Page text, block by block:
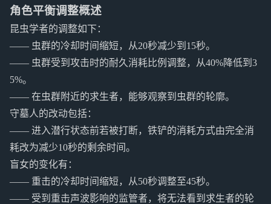
角色平衡调整概述
昆虫学者的调整如下：
—— 虫群的冷却时间缩短，从20秒减少到15秒。
—— 虫群受到攻击时的耐久消耗比例调整，从40%降低到3
5%。
—— 在虫群附近的求生者，能够观察到虫群的轮廓。
守墓人的改动包括：
—— 进入潜行状态前若被打断，铁铲的消耗方式由完全消
耗改为减少10秒的剩余时间。
盲女的变化有：
—— 重击的冷却时间缩短，从50秒调整至45秒。
—— 受到重击声波影响的监管者，将无法看到求生者的轮